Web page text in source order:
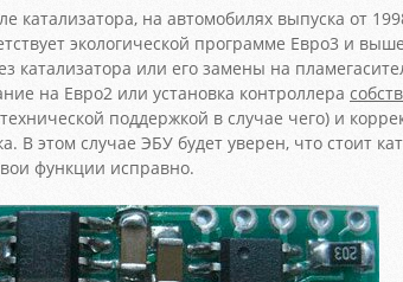
катализатора, на автомобилях выпуска от
экологической программе Евро3 и
катализатора или его замены на
на Евро2 или установка контроллера
поддержкой в случае чего) и
В этом случае ЭБУ будет уверен, что стоит
функции исправно.